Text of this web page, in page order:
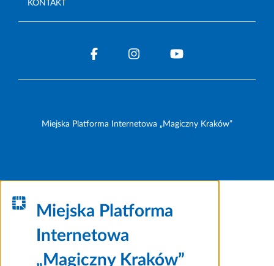
KONTAKT
Miejska Platforma Internetowa „Magiczny Kraków”
Miejska Platforma
Internetowa
„Magiczny Kraków”